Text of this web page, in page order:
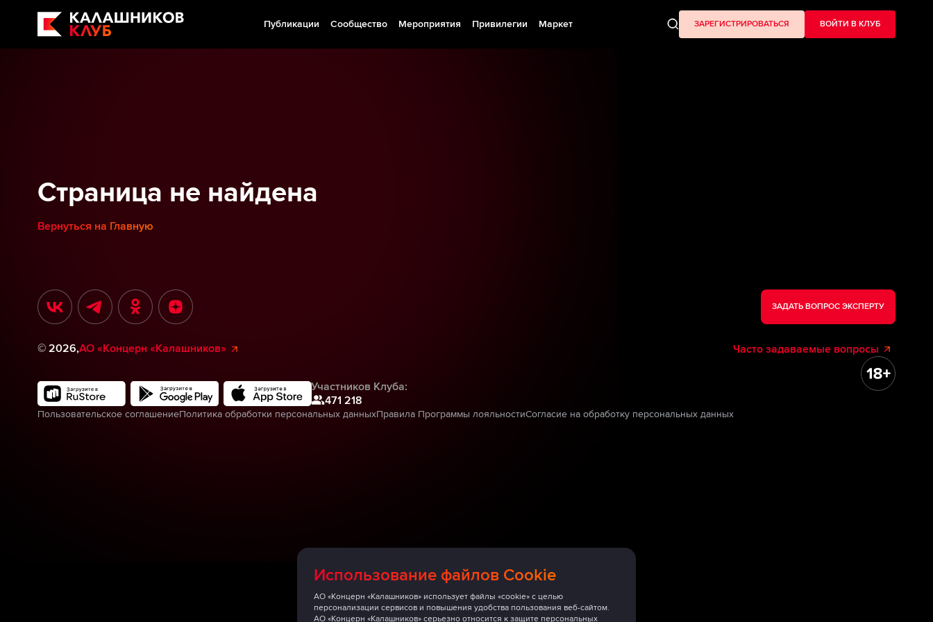
Публикации Сообщество Мероприятия Привилегии Маркет ЗАРЕГИСТРИРОВАТЬСЯ ВОЙТИ В КЛУБ
Использование файлов Cookie
АО «Концерн «Калашников» использует файлы «cookie» с целью
персонализации сервисов и повышения удобства пользования веб-сайтом.
АО «Концерн «Калашников» серьезно относится к защите персональных
Страница не найдена
Вернуться на Главную
ЗАДАТЬ ВОПРОС ЭКСПЕРТУ
© 2026,АО «Концерн «Калашников» Часто задаваемые вопросы
Участников Клуба:
471 218
Пользовательское соглашениеПолитика обработки персональных данныхПравила Программы лояльностиСогласие на обработку персональных данных